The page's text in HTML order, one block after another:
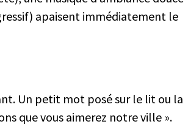
apaisent immédiatement le
Un petit mot posé sur le lit ou la
que vous aimerez notre ville ».